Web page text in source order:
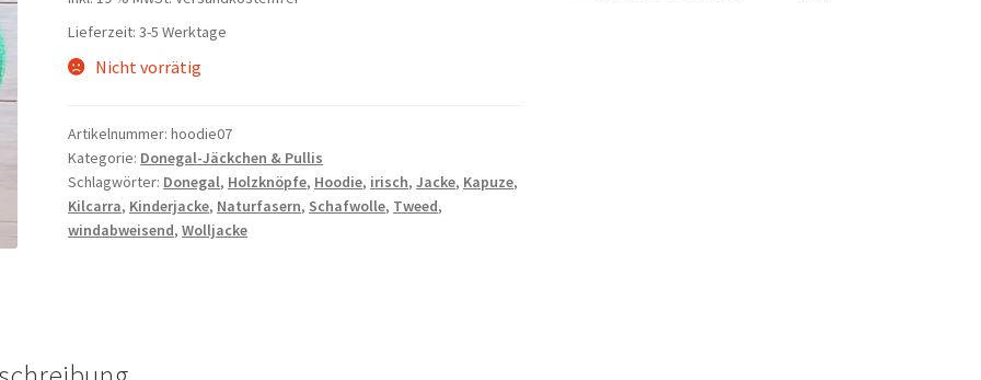
Lieferzeit:3-5 Werktage
Nicht vorrätig
Artikelnummer:hoodie07
Kategorie: Donegal-Jäckchen & Pullis
Schlagwörter: Donegal, Holzknöpfe, Hoodie, irisch,Jacke, Kapuze,
Kilcarra, Kinderjacke, Naturfasern, Schafwolle, Tweed,
windabweisend,Wolljacke